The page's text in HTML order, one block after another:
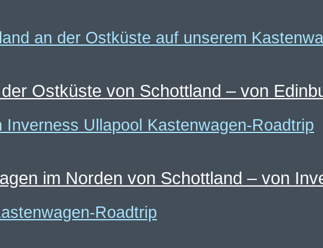
Ostküste von Schottland – von
im Norden von Schottland – von